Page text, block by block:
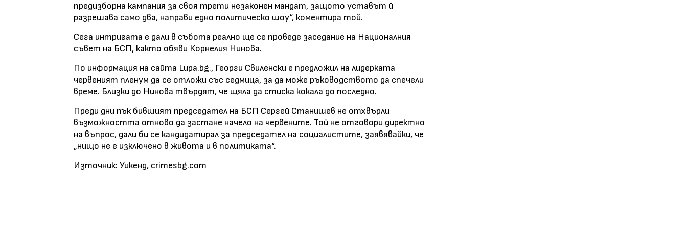
предизборна кампания за своя трети незаконен мандат, защото уставът й
разрешава само два, направи едно политическо шоу“, коментира той.
Сега интригата е дали в събота реално ще се проведе заседание на Националния
съвет на БСП, както обяви Корнелия Нинова.
По информация на сайта Lupa.bg., Георги Свиленски е предложил на лидерката
червеният пленум да се отложи със седмица, за да може ръководството да спечели
време. Близки до Нинова твърдят, че щяла да стиска кокала до последно.
Преди дни пък бившият председател на БСП Сергей Станишев не отхвърли
възможността отново да застане начело на червените. Той не отговори директно
на въпрос, дали би се кандидатирал за председател на социалистите, заявявайки, че
„нищо не е изключено в живота и в политиката“.
Източник: Уикенд, crimesbg.com